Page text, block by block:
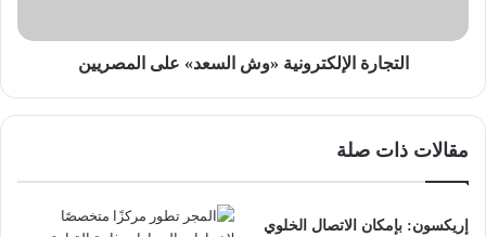
التجارة الإلكترونية «وش السعد» على المصريين
مقالات ذات صلة
إريكسون: بإمكان الاتصال الخلوي